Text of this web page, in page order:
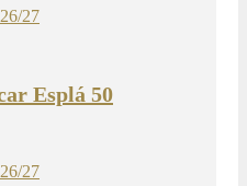
27
Esplá 50
27